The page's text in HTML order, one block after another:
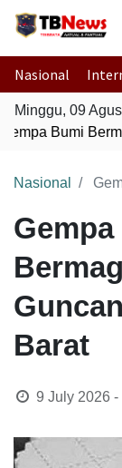
Nasional
Minggu, 09
Bumi
Nasional
Barat
9 July 2026 -